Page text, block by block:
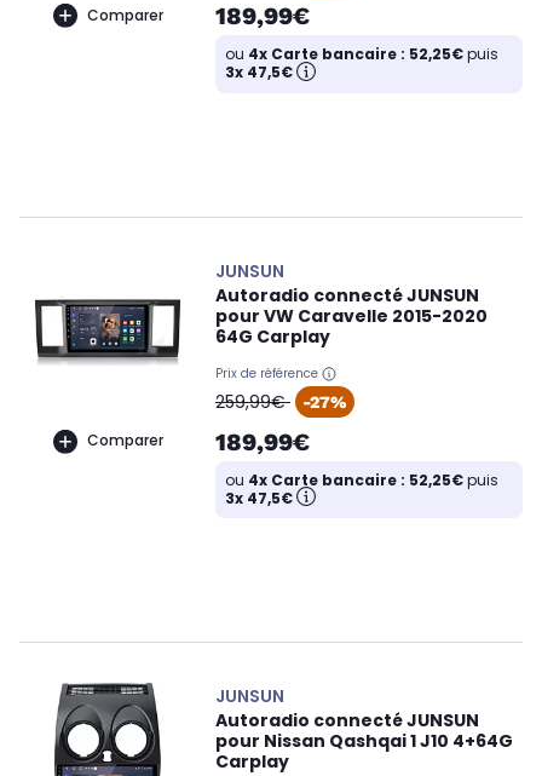
Comparer 189,99€
ou 4x Carte bancaire : 52,25€puis
3x 47,5€
Comparer
JUNSUN
Autoradio connecté JUNSUN
pour VW Caravelle 2015-2020
64G Carplay
Prix de référence
oldPrice
259,99€ -27%
189,99€
ou 4x Carte bancaire : 52,25€puis
3x 47,5€
JUNSUN
Autoradio connecté JUNSUN
pour Nissan Qashqai 1 J10 4+64G
Carplay